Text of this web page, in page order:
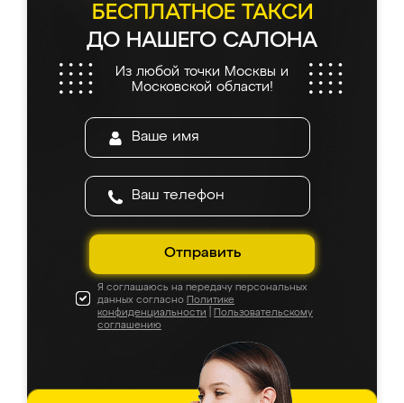
БЕСПЛАТНОЕ ТАКСИ
ДО НАШЕГО САЛОНА
Из любой точки Москвы и
Московской области!
Отправить
Я соглашаюсь на передачу персональных
данных согласно Политике
конфиденциальности
Пользовательскому
соглашению